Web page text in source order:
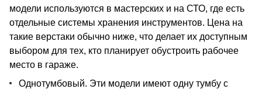
модели используются в мастерских и на СТО, где есть
отдельные системы хранения инструментов. Цена на
такие верстаки обычно ниже, что делает их доступным
выбором для тех, кто планирует обустроить рабочее
место в гараже.
Однотумбовый. Эти модели имеют одну тумбу с